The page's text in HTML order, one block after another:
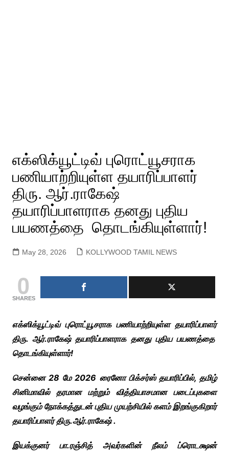
எக்ஸிக்யூட்டிவ் புரொட்யூசராக
பணியாற்றியுள்ள தயாரிப்பாளர்
திரு. ஆர்.ராகேஷ்
தயாரிப்பாளராக தனது புதிய
பயணத்தை தொடங்கியுள்ளார்!
May 28, 2026 KOLLYWOOD TAMIL NEWS
0
SHARES
எக்ஸிக்யூட்டிவ் புரொட்யூசராக பணியாற்றியுள்ள தயாரிப்பாளர்
திரு. ஆர்.ராகேஷ் தயாரிப்பாளராக தனது புதிய பயணத்தை
தொடங்கியுள்ளார்!
சென்னை 28 மே 2026 ரைனோ பிக்சர்ஸ் தயாரிப்பில், தமிழ்
சினிமாவில் தரமான மற்றும் வித்தியாசமான படைப்புகளை
வழங்கும் நோக்கத்துடன் புதிய முயற்சியில் களம் இறங்குகிறார்
தயாரிப்பாளர் திரு.ஆர்.ராகேஷ் .
இயக்குனர் பா.ரஞ்சித் அவர்களின் நீலம் ப்ரொடக்ஷன்